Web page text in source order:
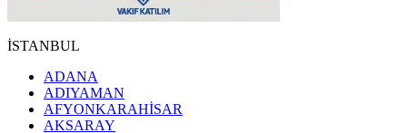
İSTANBUL
ADANA
ADIYAMAN
AFYONKARAHİSAR
AKSARAY